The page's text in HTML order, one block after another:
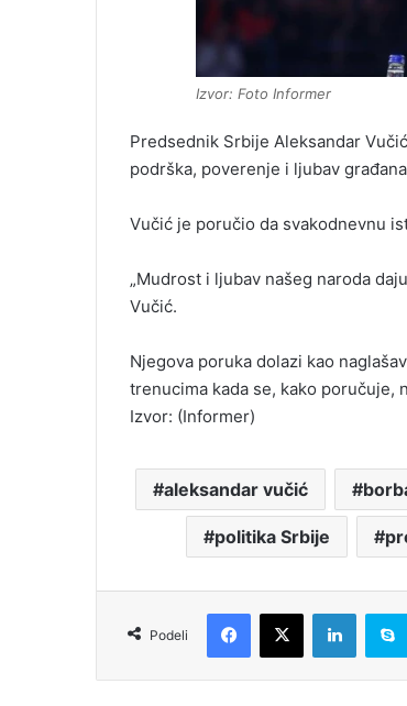
Izvor: Foto Informer
Predsednik Srbije Aleksandar
podrška, poverenje i ljubav
Vučić je poručio da svakodnevnu
„Mudrost i ljubav našeg naroda
Vučić.
Njegova poruka dolazi kao
trenucima kada se, kako poručuje,
Izvor: (Informer)
aleksandar vučić
politika Srbije
Podeli